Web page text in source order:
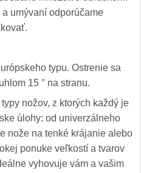
umývaní odporúčame
typu. Ostrenie sa
15 ° na stranu.
nožov, z ktorých každý je
úlohy: od univerzálneho
nože na tenké krájanie alebo
ponuke veľkostí a tvarov
vyhovuje vám a vašim